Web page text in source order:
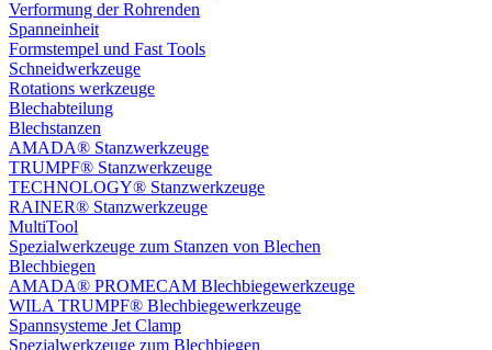
Verformung der Rohrenden
Spanneinheit
Formstempel und Fast Tools
Schneidwerkzeuge
Rotations werkzeuge
Blechabteilung
Blechstanzen
AMADA® Stanzwerkzeuge
TRUMPF® Stanzwerkzeuge
TECHNOLOGY® Stanzwerkzeuge
RAINER® Stanzwerkzeuge
MultiTool
Spezialwerkzeuge zum Stanzen von Blechen
Blechbiegen
AMADA® PROMECAM Blechbiegewerkzeuge
WILA TRUMPF® Blechbiegewerkzeuge
Spannsysteme Jet Clamp
Spezialwerkzeuge zum Blechbiegen